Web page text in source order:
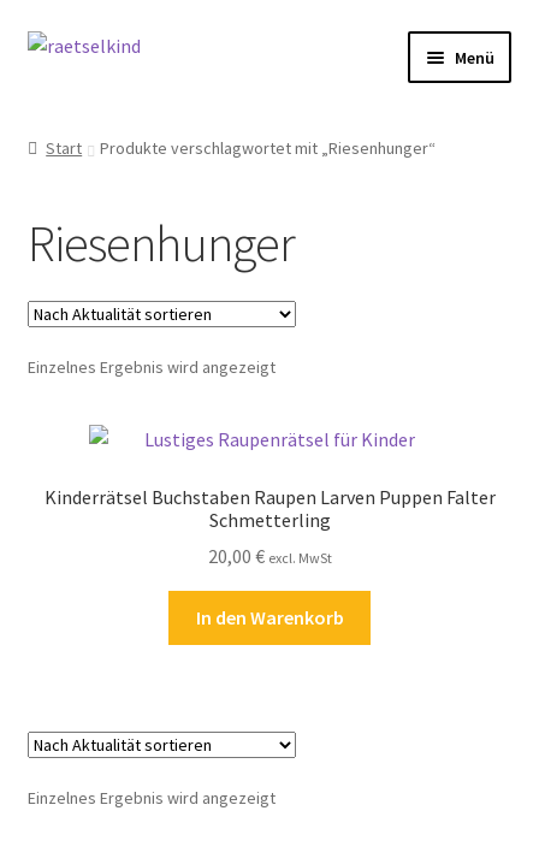
Zur
Zum
Menü
Cookie-Richtlinie (EU)
Datenschutzbelehrung
Echtheit von Bewertungen
Impressum
Mein Konto
Start Produkte verschlagwortet mit „Riesenhunger“
Riesenhunger
Einzelnes Ergebnis wird angezeigt
Kinderrätsel Buchstaben Raupen Larven Puppen Falter
Schmetterling
20,00 € excl. MwSt
In den Warenkorb
Einzelnes Ergebnis wird angezeigt